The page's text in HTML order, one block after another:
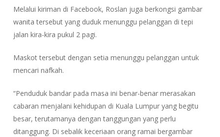
Melalui kiriman di Facebook, Roslan juga berkongsi gambar
wanita tersebut yang duduk menunggu pelanggan di tepi
jalan kira-kira pukul 2 pagi.
Maskot tersebut dengan setia menunggu pelanggan untuk
mencari nafkah.
“Penduduk bandar pada masa ini benar-benar merasakan
cabaran menjalani kehidupan di Kuala Lumpur yang begitu
besar, terutamanya dengan tanggungan yang perlu
ditanggung. Di sebalik keceriaan orang ramai bergambar